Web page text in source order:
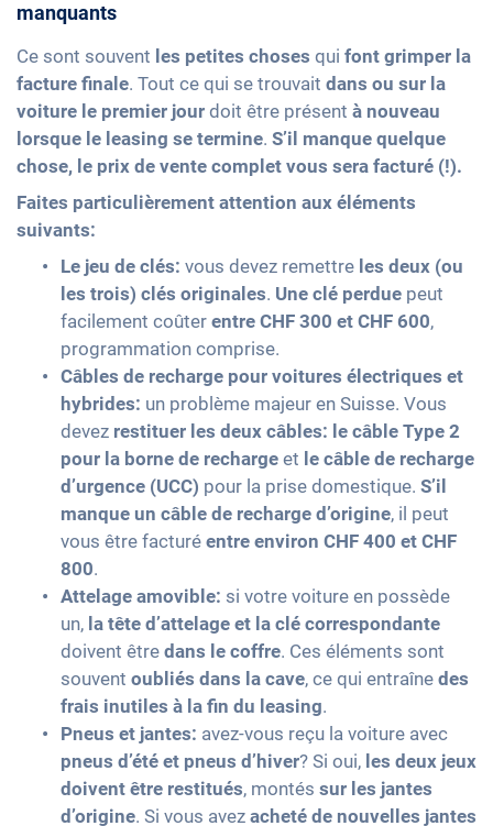
manquants
Ce sont souvent les petites choses qui font grimper la
facture finale. Tout ce qui se trouvait dans ou sur la
voiture le premier jour doit être présent à nouveau
lorsque le leasing se termine. S’il manque quelque
chose, le prix de vente complet vous sera facturé (!).
Faites particulièrement attention aux éléments
suivants:
Le jeu de clés: vous devez remettre les deux (ou
les trois) clés originales. Une clé perdue peut
facilement coûter entre CHF 300 et CHF 600,
programmation comprise.
Câbles de recharge pour voitures électriques et
hybrides: un problème majeur en Suisse. Vous
devez restituer les deux câbles: le câble Type 2
pour la borne de recharge et le câble de recharge
d’urgence (UCC) pour la prise domestique. S’il
manque un câble de recharge d’origine, il peut
vous être facturé entre environ CHF 400 et CHF
800.
Attelage amovible: si votre voiture en possède
un, la tête d’attelage et la clé correspondante
doivent être dans le coffre. Ces éléments sont
souvent oubliés dans la cave, ce qui entraîne des
frais inutiles à la fin du leasing.
Pneus et jantes: avez-vous reçu la voiture avec
pneus d’été et pneus d’hiver? Si oui, les deux jeux
doivent être restitués, montés sur les jantes
d’origine. Si vous avez acheté de nouvelles jantes